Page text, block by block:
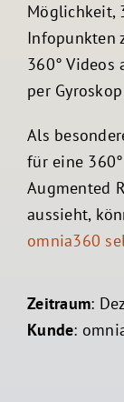
Möglichkeit,
Infopunkten
360° Videos
per
Als
für eine
Augmented
aussieht,
omnia360
Zeitraum:
Kunde: